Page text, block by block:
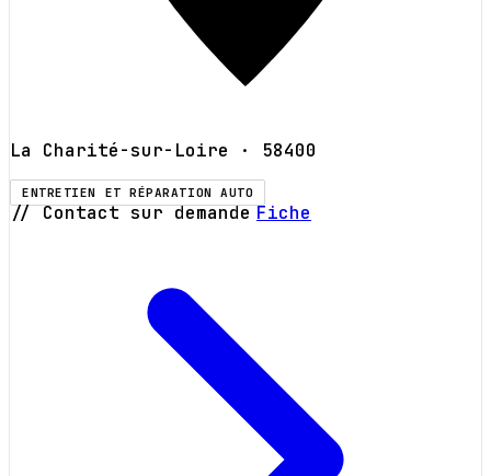
La Charité-sur-Loire · 58400
ENTRETIEN ET RÉPARATION AUTO
// Contact sur demande Fiche